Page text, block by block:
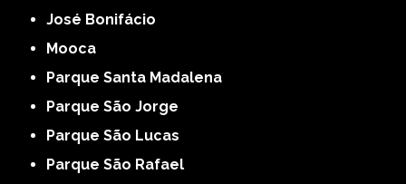
José Bonifácio
Mooca
Parque Santa Madalena
Parque São Jorge
Parque São Lucas
Parque São Rafael